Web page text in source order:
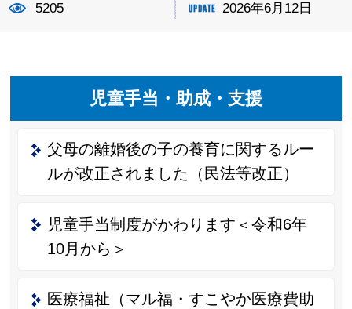
5205 2026年6月12日
児童手当・助成・支援
父母の離婚後の子の養育に関するルー
ルが改正されました（民法等改正）
児童手当制度がかわります＜令和6年
10月から＞
医療福祉（マル福・すこやか医療費助